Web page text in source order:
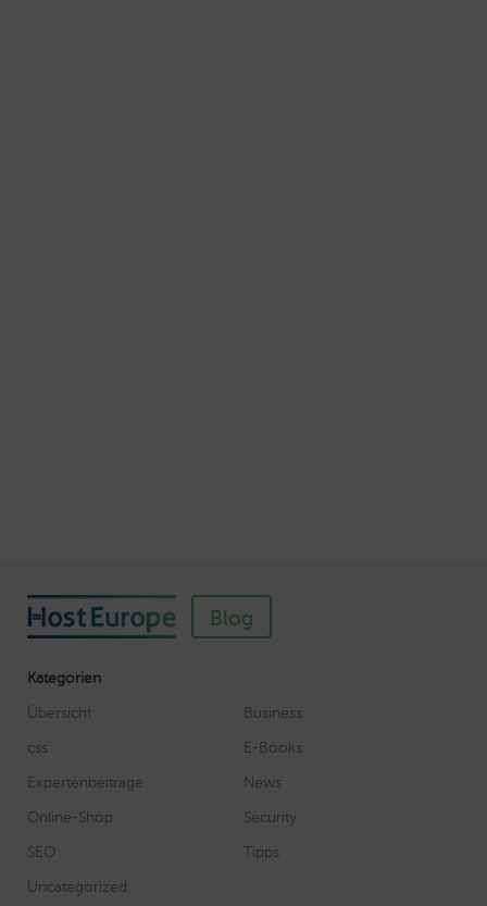
Blog
Kategorien
Übersicht
Business
css
E-Books
Expertenbeiträge
News
Online-Shop
Security
SEO
Tipps
Uncategorized